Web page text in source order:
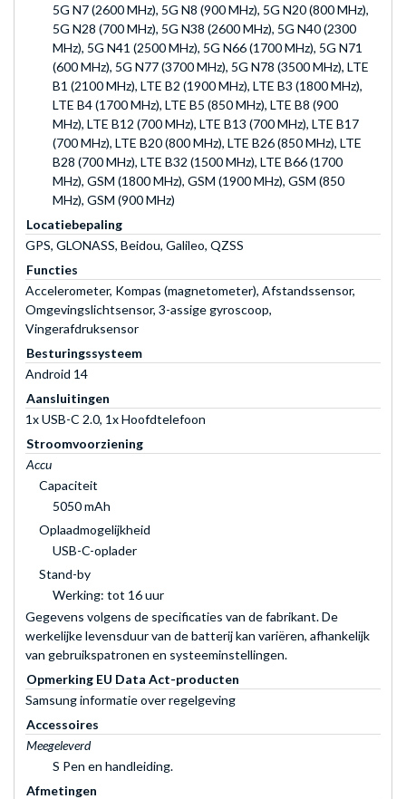
5G N7 (2600 MHz), 5G N8 (900 MHz), 5G N20 (800 MHz),
5G N28 (700 MHz), 5G N38 (2600 MHz), 5G N40 (2300
MHz), 5G N41 (2500 MHz), 5G N66 (1700 MHz), 5G N71
(600 MHz), 5G N77 (3700 MHz), 5G N78 (3500 MHz), LTE
B1 (2100 MHz), LTE B2 (1900 MHz), LTE B3 (1800 MHz),
LTE B4 (1700 MHz), LTE B5 (850 MHz), LTE B8 (900
MHz), LTE B12 (700 MHz), LTE B13 (700 MHz), LTE B17
(700 MHz), LTE B20 (800 MHz), LTE B26 (850 MHz), LTE
B28 (700 MHz), LTE B32 (1500 MHz), LTE B66 (1700
MHz), GSM (1800 MHz), GSM (1900 MHz), GSM (850
MHz), GSM (900 MHz)
Locatiebepaling
GPS, GLONASS, Beidou, Galileo, QZSS
Functies
Accelerometer, Kompas (magnetometer), Afstandssensor,
Omgevingslichtsensor, 3-assige gyroscoop,
Vingerafdruksensor
Besturingssysteem
Android 14
Aansluitingen
1x USB-C 2.0, 1x Hoofdtelefoon
Stroomvoorziening
Accu
Capaciteit
5050 mAh
Oplaadmogelijkheid
USB-C-oplader
Stand-by
Werking: tot 16 uur
Gegevens volgens de specificaties van de fabrikant. De
werkelijke levensduur van de batterij kan variëren, afhankelijk
van gebruikspatronen en systeeminstellingen.
Opmerking EU Data Act-producten
Samsung informatie over regelgeving
Accessoires
Meegeleverd
S Pen en handleiding.
Afmetingen